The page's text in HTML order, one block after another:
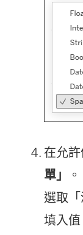
在允
單」
。
選取
填入